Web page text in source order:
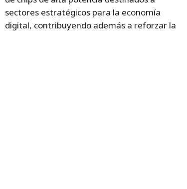
sectores estratégicos para la economía
digital, contribuyendo además a reforzar la